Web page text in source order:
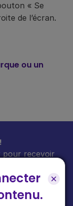
« Se
de l’écran.
ou un
recevoir